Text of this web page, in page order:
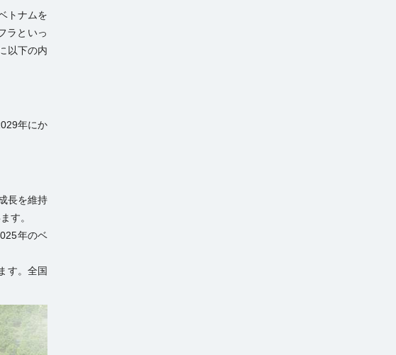
トナムを
ラといっ
以下の内
年にか
長を維持
す。
年のベ
す。全国